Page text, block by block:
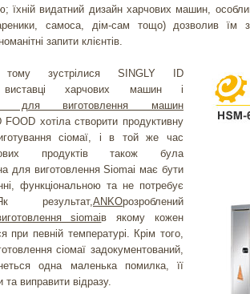
їхній видатний дизайн харчових машин,
самоса, дім-сам тощо) дозволив їм
запити клієнтів.
тому зустрілися SINGLY ID
виставці харчових машин і
для виготовлення машин
хотіла створити продуктивну
сіомаї, і в той же час
продуктів також була
для виготовлення Siomai має бути
функціональною та не потребує
результат,ANKOрозроблений
siomaiв якому кожен
при певній температурі. Крім того,
сіомаї задокументований,
одна маленька помилка, її
виправити відразу.